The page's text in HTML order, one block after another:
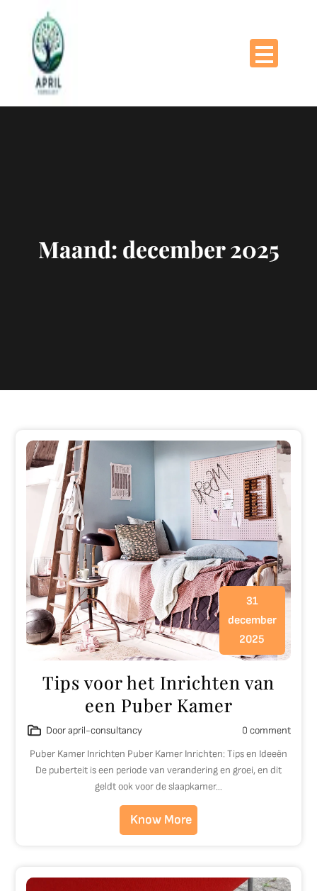
Maand: december 2025
31
december
2025
Tips voor het Inrichten van
een Puber Kamer
Door april-consultancy
0 comment
Puber Kamer Inrichten Puber Kamer Inrichten: Tips en Ideeën
De puberteit is een periode van verandering en groei, en dit
geldt ook voor de slaapkamer…
Know More